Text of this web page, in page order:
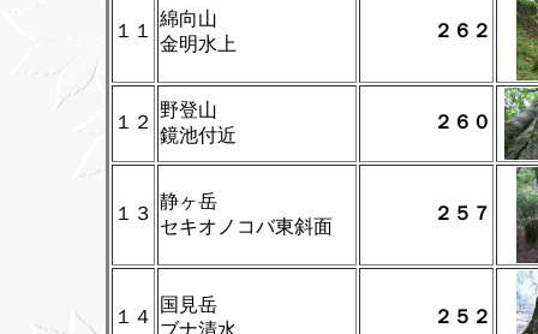
１１
綿向山
金明水上
２６２
１２
野登山
鏡池付近
２６０
１３
静ヶ岳
セキオノコバ東斜面
２５７
１４
国見岳
ブナ清水
２５２